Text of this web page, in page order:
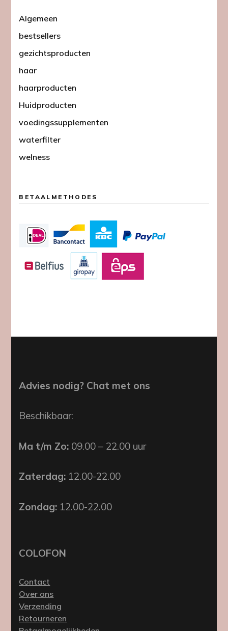
Algemeen
bestsellers
gezichtsproducten
haar
haarproducten
Huidproducten
voedingssupplementen
waterfilter
welness
BETAALMETHODES
Advies nodig? Chat met ons
Beschikbaar:
Ma t/m Zo: 09.00 – 22.00 uur
Zaterdag: 12.00-22.00
Zondag: 12.00-22.00
COLOFON
Contact
Over ons
Verzending
Retourneren